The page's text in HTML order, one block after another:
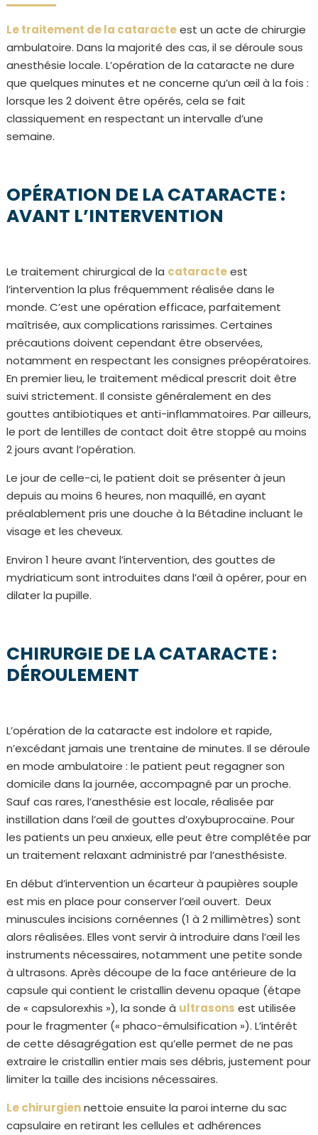
Le traitement de la cataracteest un acte de chirurgie
ambulatoire. Dans la majorité des cas, il se déroule sous
anesthésie locale. L’opération de la cataracte ne dure
que quelques minutes et ne concerne qu’un œil à la fois :
lorsque les 2 doivent être opérés, cela se fait
classiquement en respectant un intervalle d’une
semaine.
OPÉRATION DE LA CATARACTE :
AVANT L’INTERVENTION
Le traitement chirurgical de la cataracteest
l’intervention la plus fréquemment réalisée dans le
monde. C’est une opération efficace, parfaitement
maîtrisée, aux complications rarissimes. Certaines
précautions doivent cependant être observées,
notamment en respectant les consignes préopératoires.
En premier lieu, le traitement médical prescrit doit être
suivi strictement. Il consiste généralement en des
gouttes antibiotiques et anti-inflammatoires. Par ailleurs,
le port de lentilles de contact doit être stoppé au moins
2 jours avant l’opération.
Le jour de celle-ci, le patient doit se présenter à jeun
depuis au moins 6 heures, non maquillé, en ayant
préalablement pris une douche à la Bétadine incluant le
visage et les cheveux.
Environ 1 heure avant l’intervention, des gouttes de
mydriaticum sont introduites dans l’œil à opérer, pour en
dilater la pupille.
CHIRURGIE DE LA CATARACTE :
DÉROULEMENT
L’opération de la cataracte est indolore et rapide,
n’excédant jamais une trentaine de minutes. Il se déroule
en mode ambulatoire : le patient peut regagner son
domicile dans la journée, accompagné par un proche.
Sauf cas rares, l’anesthésie est locale, réalisée par
instillation dans l’œil de gouttes d’oxybuprocaïne. Pour
les patients un peu anxieux, elle peut être complétée par
un traitement relaxant administré par l’anesthésiste.
En début d’intervention un écarteur à paupières souple
est mis en place pour conserver l’œil ouvert. Deux
minuscules incisions cornéennes (1 à 2 millimètres) sont
alors réalisées. Elles vont servir à introduire dans l’œil les
instruments nécessaires, notamment une petite sonde
à ultrasons. Après découpe de la face antérieure de la
capsule qui contient le cristallin devenu opaque (étape
de « capsulorexhis »), la sonde à ultrasons est utilisée
pour le fragmenter (« phaco-émulsification »). L’intérêt
de cette désagrégation est qu’elle permet de ne pas
extraire le cristallin entier mais ses débris, justement pour
limiter la taille des incisions nécessaires.
Le chirurgiennettoie ensuite la paroi interne du sac
capsulaire en retirant les cellules et adhérences